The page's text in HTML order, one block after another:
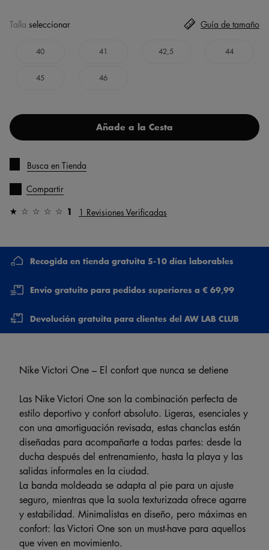
Talla seleccionar
40 41 42,5 44
45 46
Guía de tamaño
Añade a la Cesta
Busca en Tienda
Compartir
1 1 Revisiones Verificadas
Recogida en tienda gratuita 5-10 días laborables
Envío gratuito para pedidos superiores a € 69,99
Devolución gratuita para clientes del AW LAB CLUB
Nike Victori One – El confort que nunca se detiene
Las Nike Victori One son la combinación perfecta de
estilo deportivo y confort absoluto. Ligeras, esenciales y
con una amortiguación revisada, estas chanclas están
diseñadas para acompañarte a todas partes: desde la
ducha después del entrenamiento, hasta la playa y las
salidas informales en la ciudad.
La banda moldeada se adapta al pie para un ajuste
seguro, mientras que la suola texturizada ofrece agarre
y estabilidad. Minimalistas en diseño, pero máximas en
confort: las Victori One son un must-have para aquellos
que viven en movimiento.